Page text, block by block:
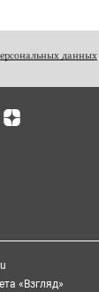
данных
«Взгляд»